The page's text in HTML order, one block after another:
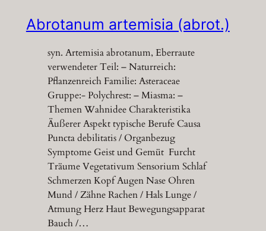
Abrotanum artemisia (abrot.)
syn. Artemisia abrotanum, Eberraute
verwendeter Teil: – Naturreich:
Pflanzenreich Familie: Asteraceae
Gruppe:- Polychrest: – Miasma: –
Themen Wahnidee Charakteristika
Äußerer Aspekt typische Berufe Causa
Puncta debilitatis / Organbezug
Symptome Geist und Gemüt Furcht
Träume Vegetativum Sensorium Schlaf
Schmerzen Kopf Augen Nase Ohren
Mund / Zähne Rachen / Hals Lunge /
Atmung Herz Haut Bewegungsapparat
Bauch /…